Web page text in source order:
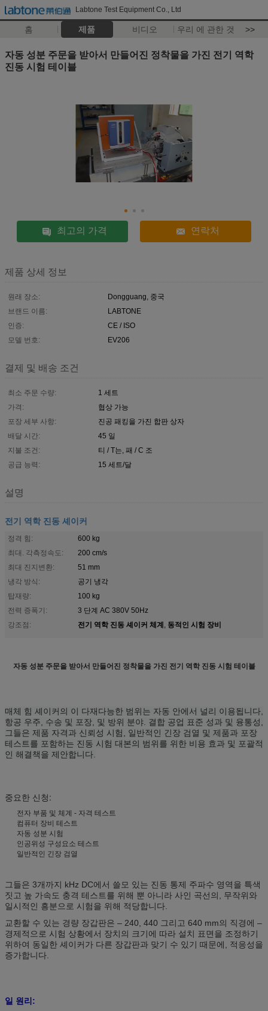
Labtone Test Equipment Co., Ltd
홈 제품 비디오 우리 에 관한 것 >>
자동 성분 주문을 받아서 만들어진 정착물을 가진 전기 역학
진동 시험 테이블
최고의 가격 연락처
제품 상세 정보
원래 장소:
Dongguang, 중국
브랜드 이름:
LABTONE
인증:
CE / ISO
모델 번호:
EV206
결제 및 배송 조건
최소 주문 수량:
1 세트
가격:
협상 가능
포장 세부 사항:
진공 패킹을 가진 합판 상자
배달 시간:
45 일
지불 조건:
티 / T는, 패 / C 조
공급 능력:
15 세트/달
설명
전기 역학 진동 셰이커
정격 힘:
600 kg
최대. 각측정속도:
200 cm/s
최대 진지변환:
51 mm
냉각 방식:
공기 냉각
탑재량:
100 kg
전력 증폭기:
3 단계 AC 380V 50Hz
강조점:
전기 역학 진동 셰이커 체계, 동적인 시험 장비
자동 성분 주문을 받아서 만들어진 정착물을 가진 전기 역학 진동 시험 테이블
매체 힘 셰이커의 이 다재다능한 범위는 자동 안에서 널리 이용됩니다,
항공 우주, 수송 및 포장, 및 방위 분야. 결합 공업 표준 성과 및 융통성,
그들은 제품 자격과 신뢰성 시험, 일반적인 긴장 검열 및 제품과 포장
테스트를 포함하는 진동 시험 대본의 범위를 위한 비용 효과 및 포괄적
인 해결책을 제안합니다.
중요한 신청:
전자 부품 및 체계 - 자격 테스트
컴퓨터 장비 테스트
자동 성분 시험
인공위성 구성요소 테스트
일반적인 긴장 검열
그들은 3개까지 kHz DC에서 쓸모 있는 진동 통제 주파수 영역을 특색
짓고 높 가속도 충격 테스트를 위해 뿐 아니라 사인 곡선의, 무작위와
일시적인 흥분으로 시험을 위해 적당합니다.
교환할 수 있는 경량 장갑판은 – 240, 440 그리고 640 mm의 직경에 –
경제적으로 시험 상황에서 장치의 크기에 따라 설치 표면을 조정하기
위하여 동일한 셰이커가 다른 장갑판과 맞기 수 있기 때문에, 적응성을
증가합니다.
일 원리: